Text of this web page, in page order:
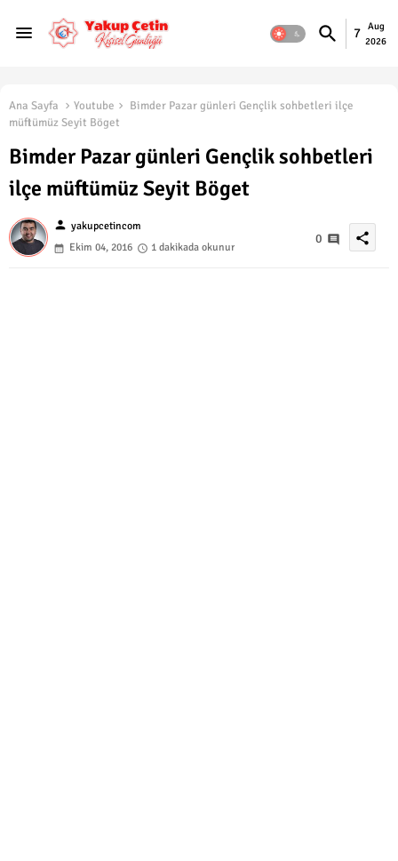
7
Aug
2026
Ana Sayfa Youtube
Bimder Pazar günleri Gençlik sohbetleri ilçe
müftümüz Seyit Böget
Bimder Pazar günleri Gençlik sohbetleri
ilçe müftümüz Seyit Böget
person yakupcetincom
Ekim 04, 2016
1 dakikada okunur
0 share